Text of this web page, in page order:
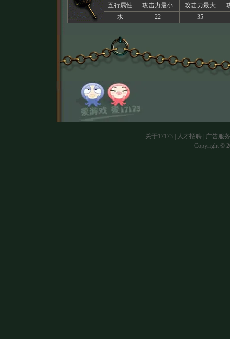
五行属性
攻击力最小 攻击力最大
水
22 35
关于17173 人才招聘
广告服务
Copyright ©